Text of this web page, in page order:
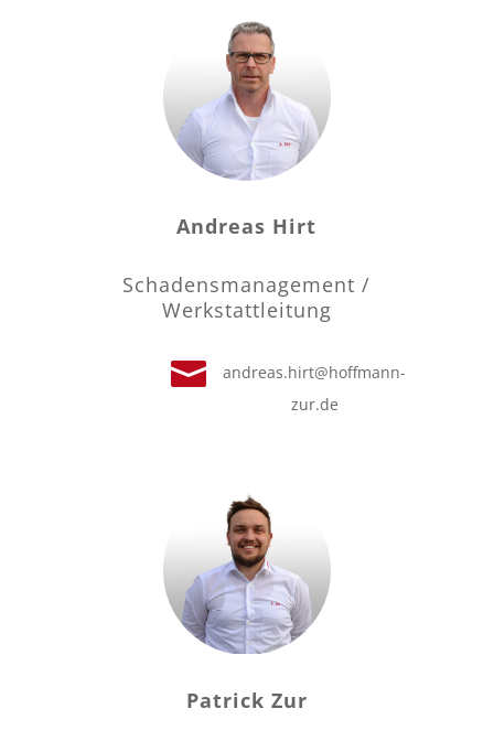
Andreas Hirt
Schadensmanagement /
Werkstattleitung

andreas.hirt@hoffmann-
zur.de
Patrick Zur